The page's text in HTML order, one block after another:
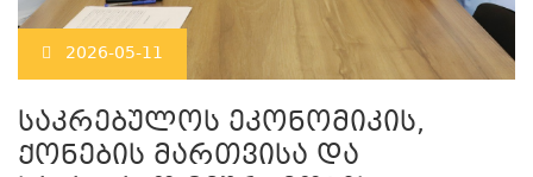
2026-05-11
საკრებულოს ეკონომიკის,
ქონების მართვისა და